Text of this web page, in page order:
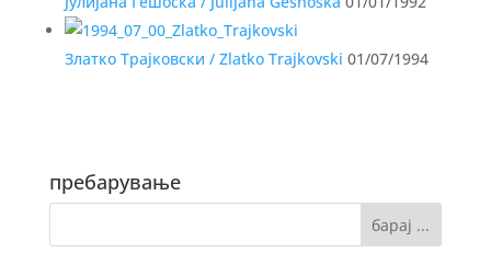
Златко Трајковски / Zlatko Trajkovski 01/07/1994
пребарување